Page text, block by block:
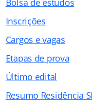
Bolsa de estudos
Inscrições
Cargos e vagas
Etapas de prova
Último edital
Resumo Residência